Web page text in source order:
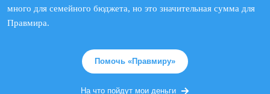
много для семейного бюджета, но это значительная сумма для
Правмира.
Помочь «Правмиру»
На что пойдут мои деньги